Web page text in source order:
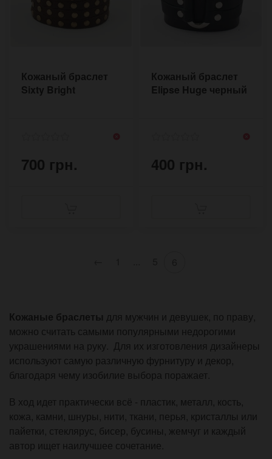
Кожаный браслет
Sixty Bright
700 грн.
Кожаный браслет
Elipse Huge черный
400 грн.
Кожаные браслеты для мужчин и девушек, по праву,
можно считать самыми популярными недорогими
украшениями на руку. Для их изготовления дизайнеры
используют самую различную фурнитуру и декор,
благодаря чему изобилие выбора поражает.
В ход идет практически всё - пластик, металл, кость,
кожа, камни, шнуры, нити, ткани, перья, кристаллы или
пайетки, стеклярус, бисер, бусины, жемчуг и каждый
автор ищет наилучшее сочетание.